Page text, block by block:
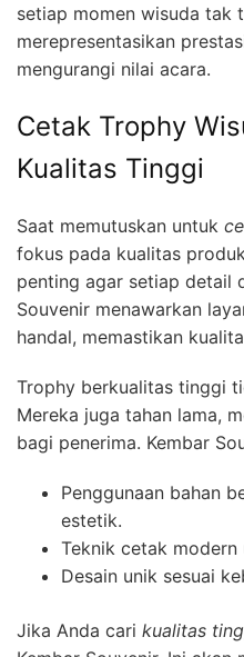
setiap momen wisuda tak
merepresentasikan
mengurangi nilai acara.
Cetak Trophy
Kualitas Tinggi
Saat memutuskan untuk
fokus pada kualitas
penting agar setiap detail
Souvenir menawarkan
handal, memastikan
Trophy berkualitas tinggi
Mereka juga tahan lama,
bagi penerima. Kembar
Penggunaan bahan
estetik.
Teknik cetak
Desain unik sesuai
Jika Anda cari kualitas